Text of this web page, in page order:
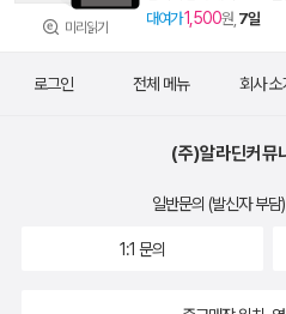
미리읽기
대여가1,500원, 7일
로그인 전체 메뉴 회사 소
(주)알라딘커뮤
일반문의 (발신자 부담)
1:1 문의